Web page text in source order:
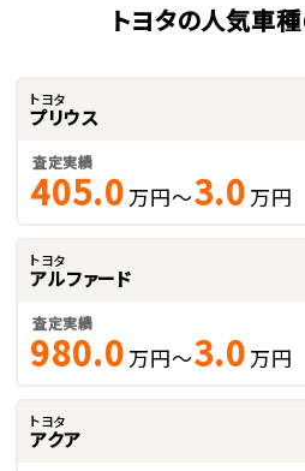
トヨタの人気車
トヨタ
プリウス
査定実績
405.0 万円～3.0 万円
トヨタ
アルファード
査定実績
980.0 万円～3.0 万円
トヨタ
アクア